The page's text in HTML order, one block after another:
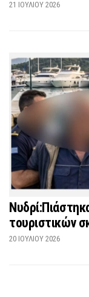
21 ΙΟΥΛΊΟΥ 2026
τουριστικών
20 ΙΟΥΛΊΟΥ 2026